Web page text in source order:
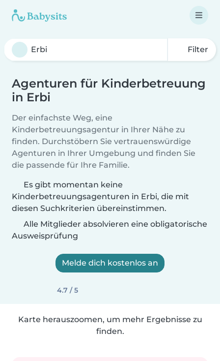
Filter
Agenturen für Kinderbetreuung
in Erbi
Der einfachste Weg, eine
Kinderbetreuungsagentur in Ihrer Nähe zu
finden. Durchstöbern Sie vertrauenswürdige
Agenturen in Ihrer Umgebung und finden Sie
die passende für Ihre Familie.
Es gibt momentan keine
Kinderbetreuungsagenturen in Erbi, die mit
diesen Suchkriterien übereinstimmen.
Alle Mitglieder absolvieren eine obligatorische
Ausweisprüfung
Melde dich kostenlos an
4.7 / 5
Karte herauszoomen, um mehr Ergebnisse zu
finden.